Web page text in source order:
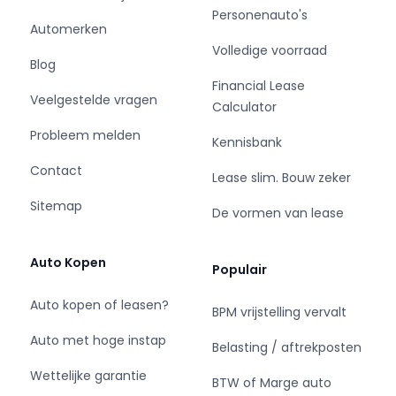
Tevens wordt deze auto geleverd met het
tellerrapport van Nationale Autopas. Bent u
nieuwsgierig naar deze Volkswagen Caddy
= Bedrijfsinformatie =
Hoewel alle gegevens met de grootst mogelijke
indirecte schade die zou kunnen ontstaan door
Aan de in dit document verstrekte informatie
kunnen op geen enkele wijze rechten worden
ontleend of aanspraken worden gemaakt
wanneer deze niet door een
Automerken
Blog
Veelgestelde vragen
Probleem melden
Contact
Sitemap
Auto Kopen
Auto kopen of leasen?
Auto met hoge instap
Wettelijke garantie
Personenauto's
Volledige voorraad
Financial Lease
Calculator
Kennisbank
Lease slim. Bouw zeker
De vormen van lease
Populair
BPM vrijstelling vervalt
Belasting / aftrekposten
BTW of Marge auto